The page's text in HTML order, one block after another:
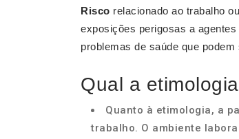
Risco relacionado ao trabalho ou
exposições perigosas a
problemas de saúde que
Qual a
Quanto à etimologia, a
trabalho. O ambiente